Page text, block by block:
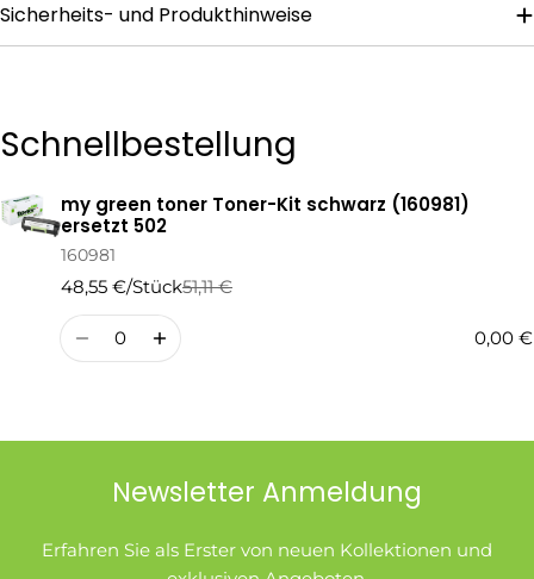
Frage Senden
Sicherheits- und Produkthinweise
Schnellbestellung
Ihr
Warenkorb
my green toner Toner-Kit schwarz (160981)
ersetzt 502
160981
48,55 €/Stück
Regulärer
Preis
51,11 €
Verkaufspreis
Menge
0,00 €
Newsletter Anmeldung
Erfahren Sie als Erster von neuen Kollektionen und